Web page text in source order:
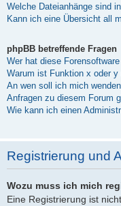
Welche Dateianhänge sind
Kann ich eine Übersicht all
phpBB betreffende Fragen
Wer hat diese
Warum ist Funktion x oder y
An wen soll ich mich
Anfragen zu diesem Forum
Wie kann ich einen
Registrierung und
Wozu muss ich mich
Eine Registrierung ist